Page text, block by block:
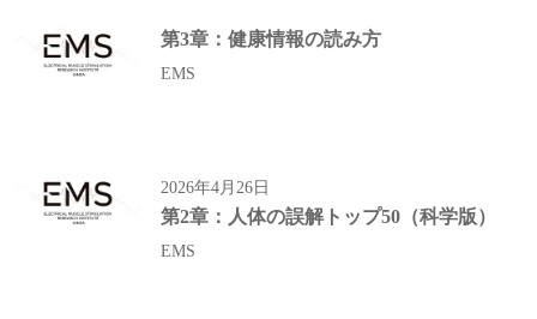
第3章：健康情報の読み方
EMS
2026年4月26日
第2章：人体の誤解トップ50（科学版）
EMS